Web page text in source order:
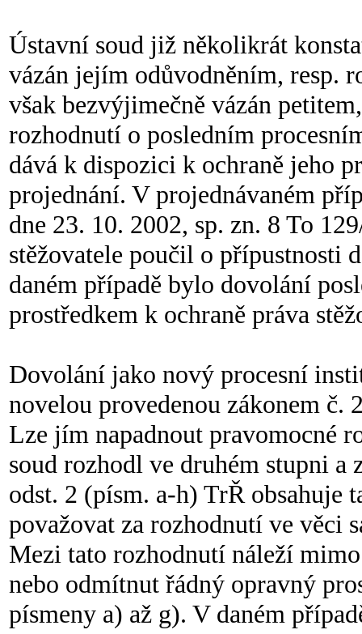
Ústavní soud již několikrát
vázán jejím odůvodněním, resp.
však bezvýjimečně vázán
rozhodnutí o posledním
dává k dispozici k ochraně jeho
projednání. V projednávaném
dne 23. 10. 2002, sp. zn. 8 To
stěžovatele poučil o přípustnosti
daném případě bylo dovolání
prostředkem k ochraně práva
Dovolání jako nový procesní
novelou provedenou zákonem č.
Lze jím napadnout pravomocné
soud rozhodl ve druhém stupni
odst. 2 (písm. a-h) TrŘ obsahuje
považovat za rozhodnutí ve věci
Mezi tato rozhodnutí náleží
nebo odmítnut řádný opravný
písmeny a) až g). V daném